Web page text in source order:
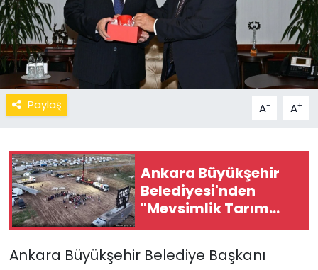
Paylaş A- A+
Ankara Büyükşehir
Belediyesi'nden
"Mevsimlik Tarım
İşçileri İle Sağlık ve
Ankara Büyükşehir Belediye Başkanı